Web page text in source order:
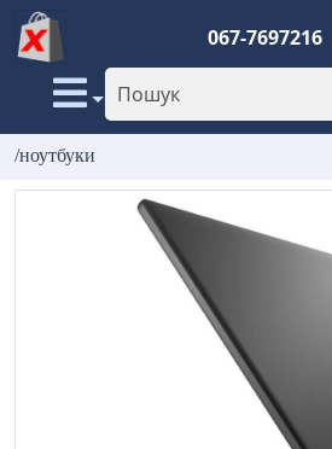
067-7697216
/ноутбуки